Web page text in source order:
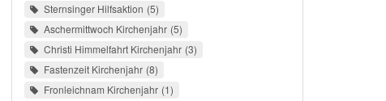
Sternsinger Hilfsaktion 5
Aschermittwoch Kirchenjahr 5
Christi Himmelfahrt Kirchenjahr 3
Fastenzeit Kirchenjahr 8
Fronleichnam Kirchenjahr 1